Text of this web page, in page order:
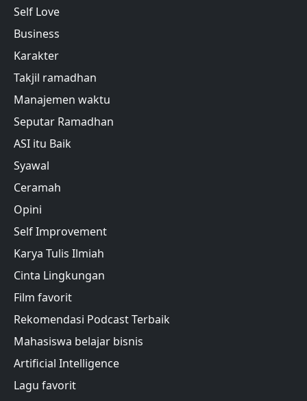
Self Love
Business
Karakter
Takjil ramadhan
Manajemen waktu
Seputar Ramadhan
ASI itu Baik
Syawal
Ceramah
Opini
Self Improvement
Karya Tulis Ilmiah
Cinta Lingkungan
Film favorit
Rekomendasi Podcast Terbaik
Mahasiswa belajar bisnis
Artificial Intelligence
Lagu favorit